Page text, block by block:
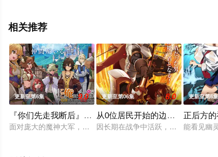
相关推荐
更新至第6集 9.0
『你们先走我断后』，于是10年后我成为了传说
面对庞大的魔神大军，为了回避全灭危机，勒库对伙伴们说出
更新至第06集 8.0
从0位居民开始的边境领主大人
因长期在战争中活跃，而被称为〝
更新至第6
正后方
能看见幽